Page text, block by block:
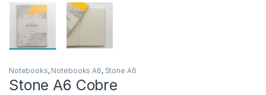
Notebooks, Notebooks A6, Stone A6
Stone A6 Cobre